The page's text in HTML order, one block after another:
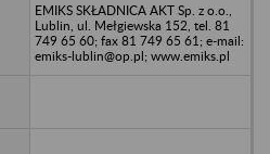
EMIKS SKŁADNICA AKT Sp. z o.o.,
Lublin, ul. Mełgiewska 152, tel. 81
749 65 60; fax 81 749 65 61; e-mail:
emiks-lublin@op.pl; www.emiks.pl